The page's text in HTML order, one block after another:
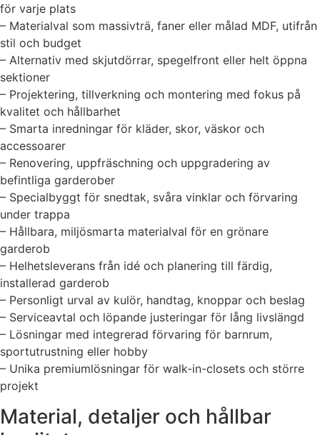
för varje plats
– Materialval som massivträ, faner eller målad MDF, utifrån
stil och budget
– Alternativ med skjutdörrar, spegelfront eller helt öppna
sektioner
– Projektering, tillverkning och montering med fokus på
kvalitet och hållbarhet
– Smarta inredningar för kläder, skor, väskor och
accessoarer
– Renovering, uppfräschning och uppgradering av
befintliga garderober
– Specialbyggt för snedtak, svåra vinklar och förvaring
under trappa
– Hållbara, miljösmarta materialval för en grönare
garderob
– Helhetsleverans från idé och planering till färdig,
installerad garderob
– Personligt urval av kulör, handtag, knoppar och beslag
– Serviceavtal och löpande justeringar för lång livslängd
– Lösningar med integrerad förvaring för barnrum,
sportutrustning eller hobby
– Unika premiumlösningar för walk-in-closets och större
projekt
Material, detaljer och hållbar